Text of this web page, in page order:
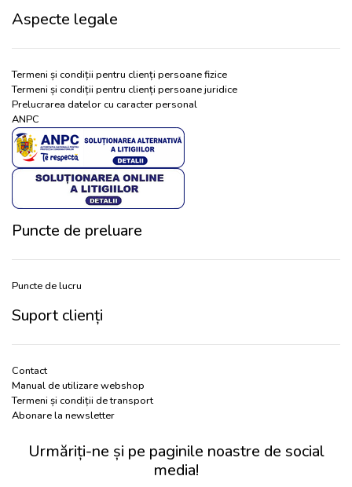
Aspecte legale
Termeni și condiții pentru clienți persoane fizice
Termeni și condiții pentru clienți persoane juridice
Prelucrarea datelor cu caracter personal
ANPC
Puncte de preluare
Puncte de lucru
Suport clienți
Contact
Manual de utilizare webshop
Termeni și condiții de transport
Abonare la newsletter
Urmăriți-ne și pe paginile noastre de social
media!